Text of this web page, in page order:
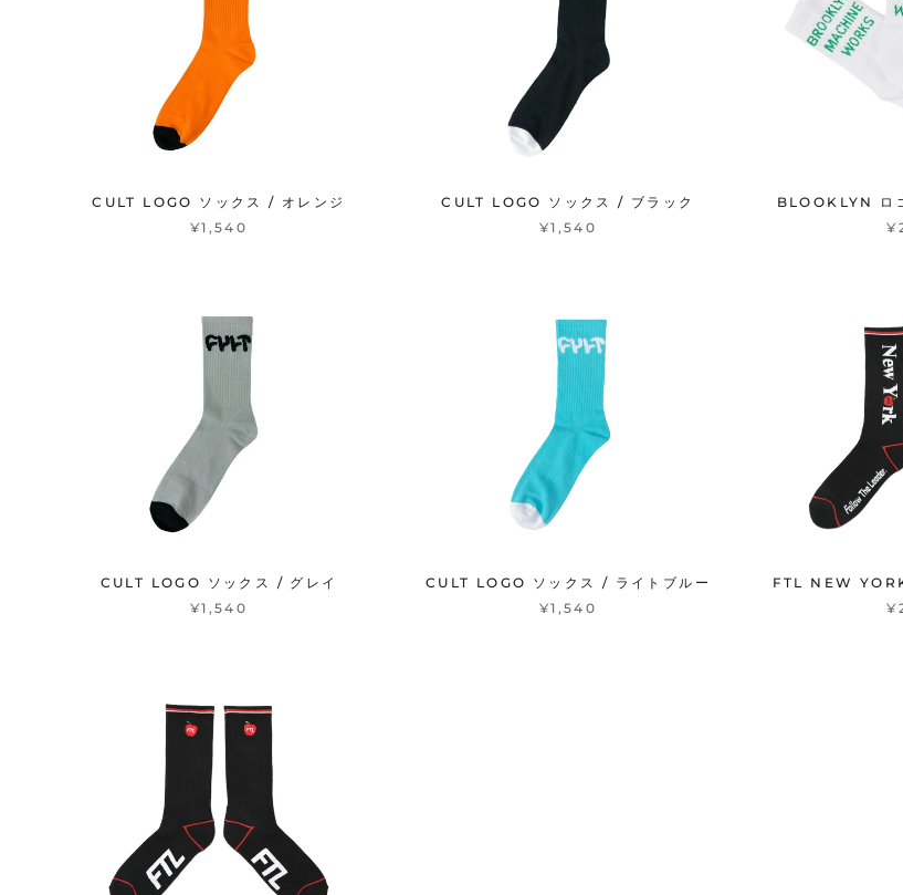
CULT LOGO ソックス / オレンジ
¥1,540
CULT LOGO ソックス / ブラック
¥1,540
BLOOKLYN ロ
CULT LOGO ソックス / グレイ
¥1,540
CULT LOGO ソックス / ライトブルー
¥1,540
FTL NEW